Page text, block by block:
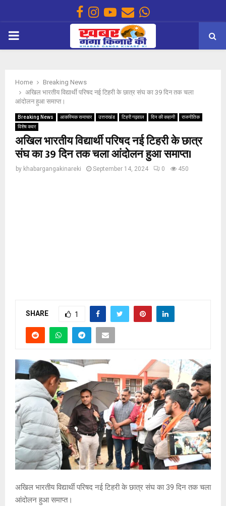
Facebook
Instagram
Youtube
EmailWhatsapp
PRIMARY
Home
Breaking News
अखिल भारतीय विद्यार्थी परिषद नई टिहरी के छात्र संघ का 39 दिन तक चला
आंदोलन हुआ समाप्त।
Breaking News आकस्मिक समाचार उत्तराखंड टिहरी गढ़वाल दिन की कहानी
राजनीतिक
विशेष कवर
अखिल भारतीय विद्यार्थी परिषद नई टिहरी के छात्र
संघ का 39 दिन तक चला आंदोलन हुआ समाप्त।
by khabargangakinareki September 14, 2024 0 450
SHARE 1
अखिल भारतीय विद्यार्थी परिषद नई टिहरी के छात्र संघ का 39 दिन तक चला
आंदोलन हुआ समाप्त।